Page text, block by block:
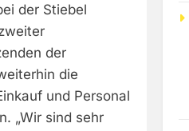
der Stiebel
der
die
und Personal
„Wir sind sehr